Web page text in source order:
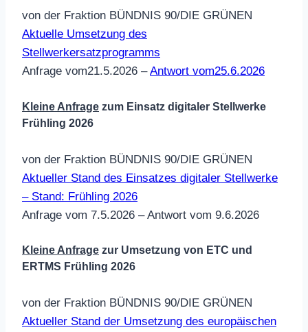
von der Fraktion BÜNDNIS 90/DIE GRÜNEN
Aktuelle Umsetzung des
Stellwerkersatzprogramms
Anfrage vom21.5.2026 –Antwort vom25.6.2026
Kleine Anfrage zum Einsatz digitaler Stellwerke
Frühling 2026
von der Fraktion BÜNDNIS 90/DIE GRÜNEN
Aktueller Stand des Einsatzes digitaler Stellwerke
– Stand: Frühling 2026
Anfrage vom 7.5.2026 – Antwort vom 9.6.2026
Kleine Anfrage zur Umsetzung von ETC und
ERTMS Frühling 2026
von der Fraktion BÜNDNIS 90/DIE GRÜNEN
Aktueller Stand der Umsetzung des europäischen